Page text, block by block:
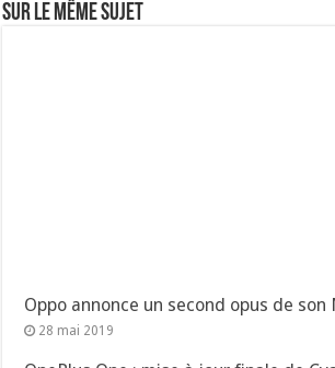
Sur le même sujet
Oppo annonce un second opus de son
28 mai 2019